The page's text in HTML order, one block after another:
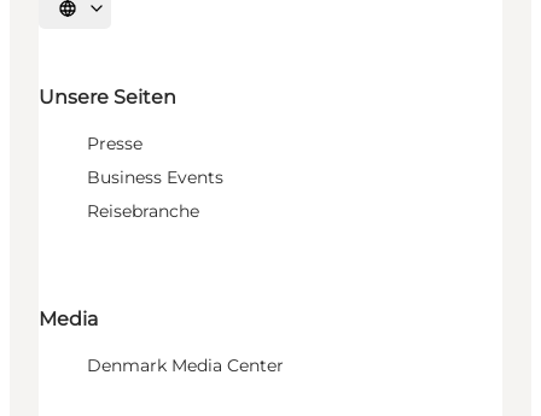
Sprache auswählen
Unsere Seiten
Presse
Business Events
Reisebranche
Media
Denmark Media Center